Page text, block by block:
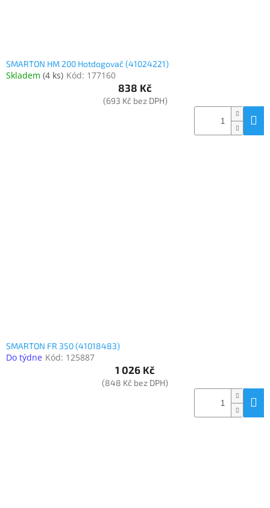
SMARTON HM 200 Hotdogovač (41024221)
Skladem (4 ks) Kód: 177160
838 Kč
(693 Kč bez DPH)
SMARTON FR 350 (41018483)
Do týdne Kód: 125887
1 026 Kč
(848 Kč bez DPH)